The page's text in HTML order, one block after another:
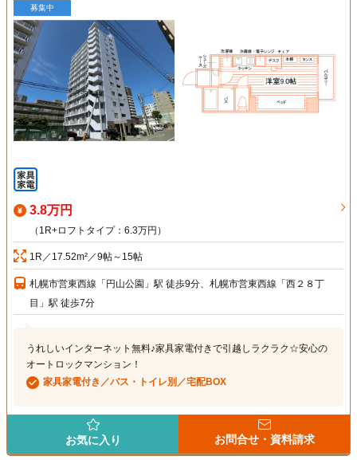
募集中
3.8万円
（1R+ロフトタイプ：6.3万円）
1R／17.52m²／9帖～15帖
札幌市営東西線「円山公園」駅 徒歩9分、札幌市営東西線「西２８丁
目」駅 徒歩7分
うれしいインターネット無料♪家具家電付きで引越しラクラク☆安心の
オートロックマンション！
家具家電付き／バス・トイレ別／宅配BOX
お気に入り お問合せ・資料請求